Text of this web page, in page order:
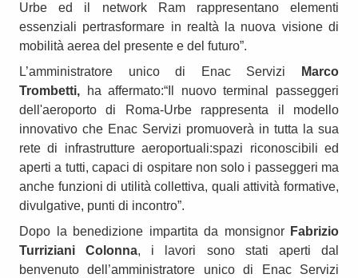
Urbe ed il network Ram rappresentano elementi
essenziali pertrasformare in realtà la nuova visione di
mobilità aerea del presente e del futuro”.
L’amministratore unico di Enac Servizi
Marco
Trombetti,
ha affermato:“Il nuovo terminal passeggeri
dell'aeroporto di Roma-Urbe rappresenta il modello
innovativo che Enac Servizi promuoverà in tutta la sua
rete di infrastrutture aeroportuali:spazi riconoscibili ed
aperti a tutti, capaci di ospitare non solo i passeggeri ma
anche funzioni di utilità collettiva, quali attività formative,
divulgative, punti di incontro”.
Dopo la benedizione impartita da monsignor Fabrizio
Turriziani Colonna, i lavori sono stati aperti dal
benvenuto dell’amministratore unico di Enac Servizi